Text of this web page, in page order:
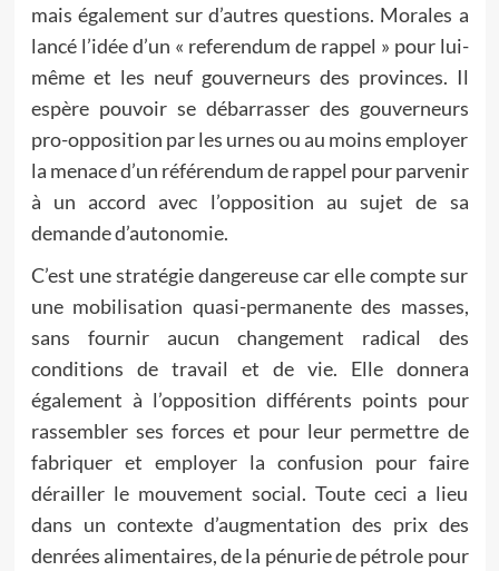
mais également sur d’autres questions. Morales a
lancé l’idée d’un « referendum de rappel » pour lui-
même et les neuf gouverneurs des provinces. Il
espère pouvoir se débarrasser des gouverneurs
pro-opposition par les urnes ou au moins employer
la menace d’un référendum de rappel pour parvenir
à un accord avec l’opposition au sujet de sa
demande d’autonomie.
C’est une stratégie dangereuse car elle compte sur
une mobilisation quasi-permanente des masses,
sans fournir aucun changement radical des
conditions de travail et de vie. Elle donnera
également à l’opposition différents points pour
rassembler ses forces et pour leur permettre de
fabriquer et employer la confusion pour faire
dérailler le mouvement social. Toute ceci a lieu
dans un contexte d’augmentation des prix des
denrées alimentaires, de la pénurie de pétrole pour